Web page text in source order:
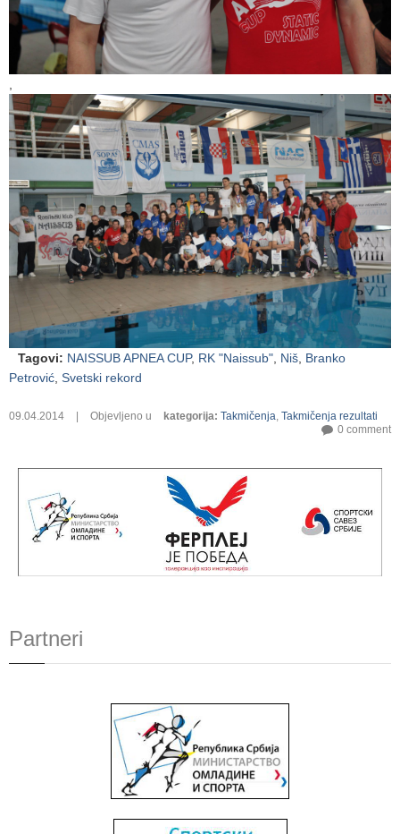
,
Tagovi: NAISSUB APNEA CUP, RK "Naissub", Niš, Branko
Petrović, Svetski rekord
09.04.2014 Objevljeno u kategorija: Takmičenja, Takmičenja rezultati
0 comment
Partneri